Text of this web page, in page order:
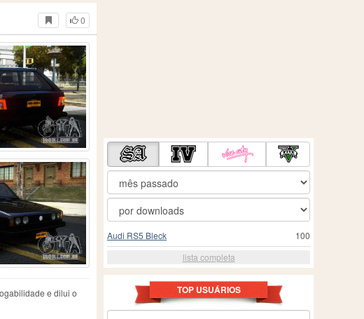
0
e dilui o
100
Audi RS5 Bleck
lista completa
TOP USUÁRIOS